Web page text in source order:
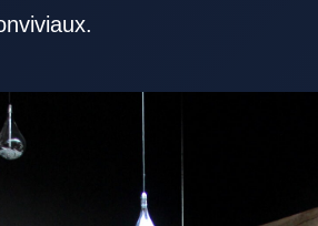
sérieux aide à profiter pleinement d’un bon repas. Un
générale d’un Restaurant Val de Marne peut marquer
à plusieurs préférences gustatives. La cuisine d’un
aide un Restaurant Val de Marne à fidéliser sa
Un Restaurant Val de Marne adapté au déjeuner facilite
travaillée reste un excellent choix. Un Restaurant Val
Val de Marne attractif propose généralement un bon
sa signature culinaire. La stabilité de la qualité
une première idée d’un Restaurant Val de Marne. Le